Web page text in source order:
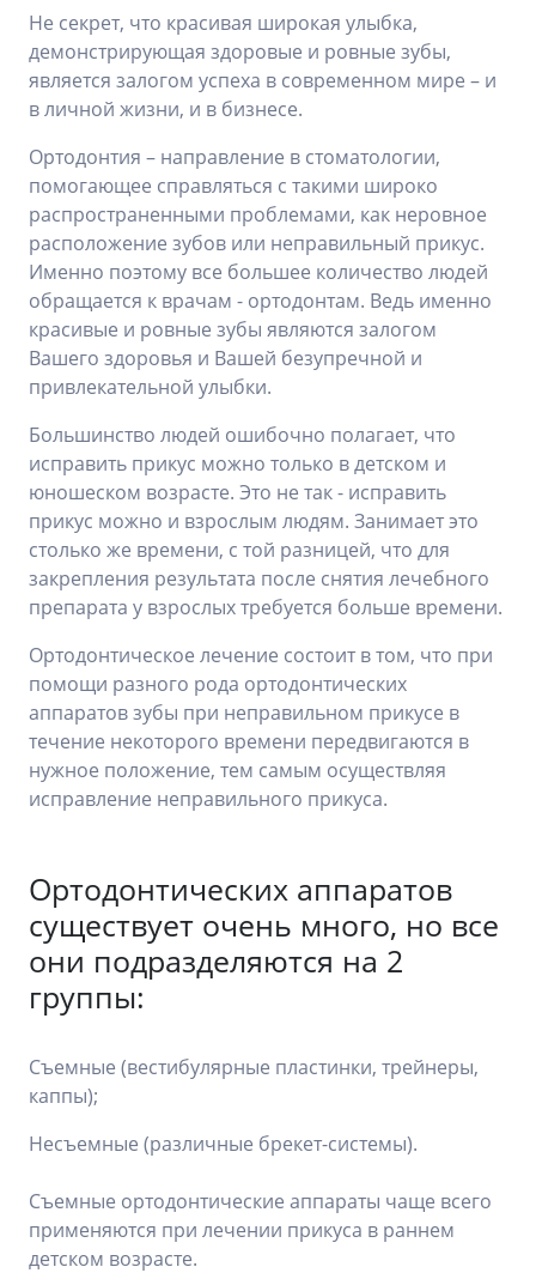
Не секрет, что красивая широкая улыбка,
демонстрирующая здоровые и ровные зубы,
является залогом успеха в современном мире – и
в личной жизни, и в бизнесе.
Ортодонтия – направление в стоматологии,
помогающее справляться с такими широко
распространенными проблемами, как неровное
расположение зубов или неправильный прикус.
Именно поэтому все большее количество людей
обращается к врачам - ортодонтам. Ведь именно
красивые и ровные зубы являются залогом
Вашего здоровья и Вашей безупречной и
привлекательной улыбки.
Большинство людей ошибочно полагает, что
исправить прикус можно только в детском и
юношеском возрасте. Это не так - исправить
прикус можно и взрослым людям. Занимает это
столько же времени, с той разницей, что для
закрепления результата после снятия лечебного
препарата у взрослых требуется больше времени.
Ортодонтическое лечение состоит в том, что при
помощи разного рода ортодонтических
аппаратов зубы при неправильном прикусе в
течение некоторого времени передвигаются в
нужное положение, тем самым осуществляя
исправление неправильного прикуса.
Ортодонтических аппаратов
существует очень много, но все
они подразделяются на 2
группы:
Съемные (вестибулярные пластинки, трейнеры,
каппы);
Несъемные (различные брекет-системы).
Съемные ортодонтические аппараты чаще всего
применяются при лечении прикуса в раннем
детском возрасте.